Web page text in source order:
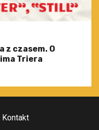
z czasem. O
Triera
Kontakt